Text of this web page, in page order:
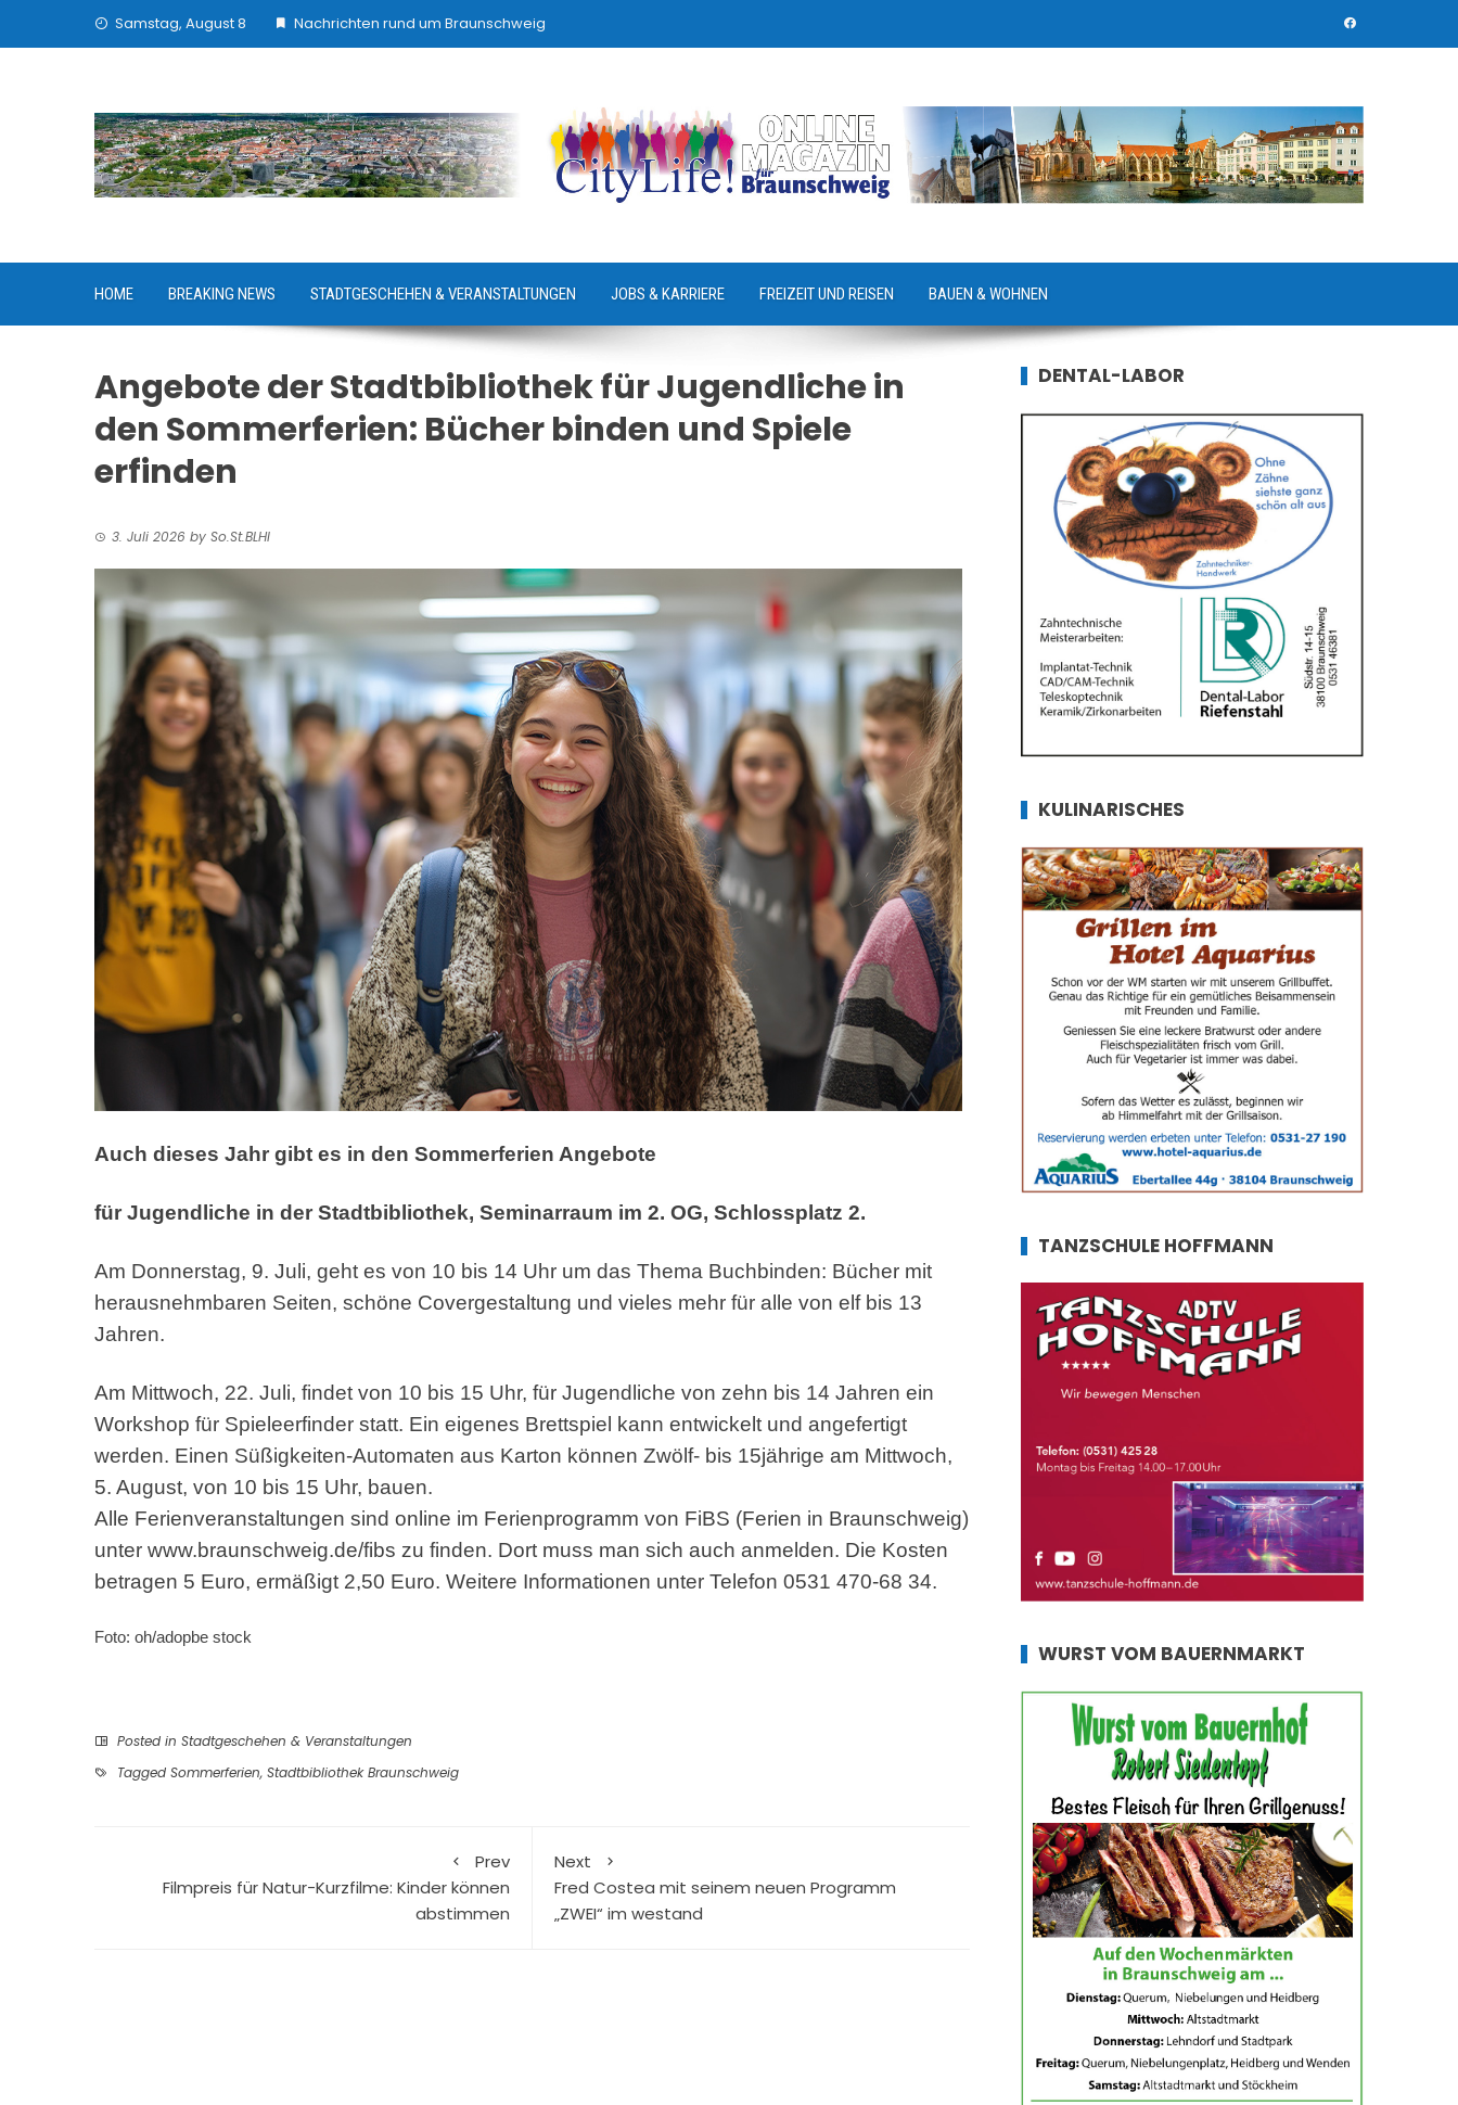
Samstag, August 8 Nachrichten rund um Braunschweig
HOME BREAKING NEWS STADTGESCHEHEN & VERANSTALTUNGEN JOBS & KARRIERE FREIZEIT UND REISEN BAUEN & WOHNEN
Angebote der Stadtbibliothek für Jugendliche in
den Sommerferien: Bücher binden und Spiele
erfinden
3. Juli 2026 by So.St.BLHI
Auch dieses Jahr gibt es in den Sommerferien Angebote
für Jugendliche in der Stadtbibliothek, Seminarraum im 2. OG, Schlossplatz 2.
Am Donnerstag, 9. Juli, geht es von 10 bis 14 Uhr um das Thema Buchbinden: Bücher mit
herausnehmbaren Seiten, schöne Covergestaltung und vieles mehr für alle von elf bis 13
Jahren.
Am Mittwoch, 22. Juli, findet von 10 bis 15 Uhr, für Jugendliche von zehn bis 14 Jahren ein
Workshop für Spieleerfinder statt. Ein eigenes Brettspiel kann entwickelt und angefertigt
werden. Einen Süßigkeiten-Automaten aus Karton können Zwölf- bis 15jährige am Mittwoch,
5. August, von 10 bis 15 Uhr, bauen.
Alle Ferienveranstaltungen sind online im Ferienprogramm von FiBS (Ferien in Braunschweig)
unter www.braunschweig.de/fibs zu finden. Dort muss man sich auch anmelden. Die Kosten
betragen 5 Euro, ermäßigt 2,50 Euro. Weitere Informationen unter Telefon 0531 470-68 34.
Foto: oh/adopbe stock
Posted in Stadtgeschehen & Veranstaltungen
Tagged Sommerferien, Stadtbibliothek Braunschweig
Prev
Filmpreis für Natur-Kurzfilme: Kinder können
abstimmen
Next
Fred Costea mit seinem neuen Programm
„ZWEI“ im westand
DENTAL-LABOR
KULINARISCHES
TANZSCHULE HOFFMANN
WURST VOM BAUERNMARKT